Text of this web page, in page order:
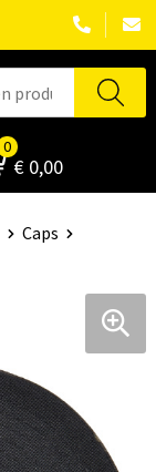
0
€ 0,00
Caps